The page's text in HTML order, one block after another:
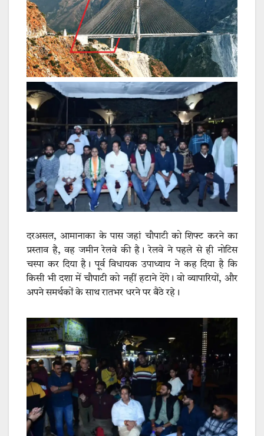
दरअसल, आमानाका के पास जहां चौपाटी को शिफ्ट करने का
प्रस्ताव है, वह जमीन रेलवे की है। रेलवे ने पहले से ही नोटिस
चस्पा कर दिया है। पूर्व विधायक उपाध्याय ने कह दिया है कि
किसी भी दशा में चौपाटी को नहीं हटाने देंगे। वो व्यापारियों, और
अपने समर्थकों के साथ रातभर धरने पर बैठे रहे।